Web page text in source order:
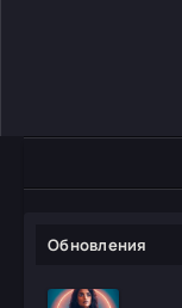
Обновления